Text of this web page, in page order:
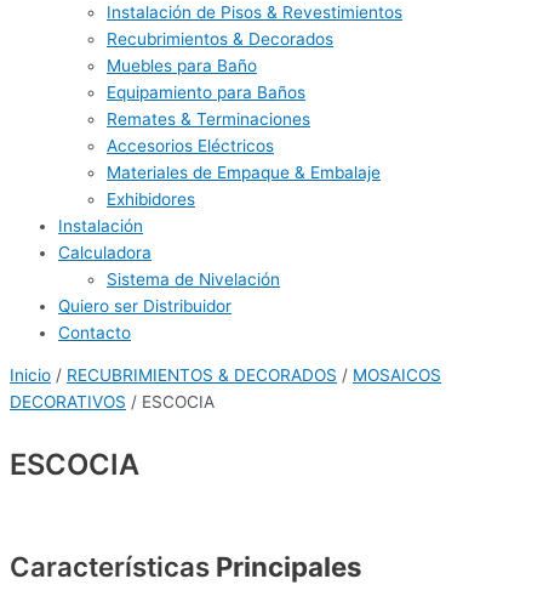
Instalación de Pisos & Revestimientos
Recubrimientos & Decorados
Muebles para Baño
Equipamiento para Baños
Remates & Terminaciones
Accesorios Eléctricos
Materiales de Empaque & Embalaje
Exhibidores
Instalación
Calculadora
Sistema de Nivelación
Quiero ser Distribuidor
Contacto
Inicio / RECUBRIMIENTOS & DECORADOS / MOSAICOS
DECORATIVOS / ESCOCIA
ESCOCIA
Características Principales